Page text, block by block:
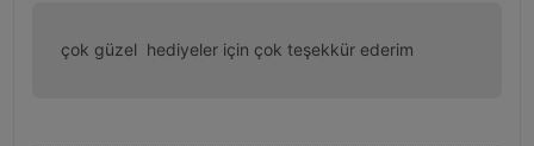
çok güzel  hediyeler için çok teşekkür ederim